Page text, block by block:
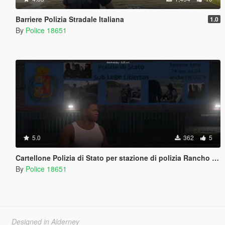
Barriere Polizia Stradale Italiana 1.0
By Police 18651
5.0 362 5
Cartellone Polizia di Stato per stazione di polizia Rancho e rimpiazzamento cartello max clearance
By Police 18651
Designed in Alderney